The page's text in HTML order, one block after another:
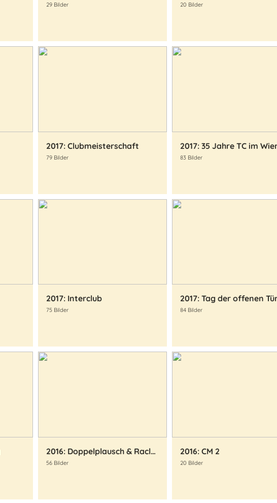
29 Bilder 20 Bilder
2017: Clubmeisterschaft
79 Bilder
2017: 35 Jahre TC im
83 Bilder
2017: Interclub
75 Bilder
2017: Tag der offenen
84 Bilder
2016: Doppelplausch & Raclette-Essen
56 Bilder
2016: CM 2
20 Bilder